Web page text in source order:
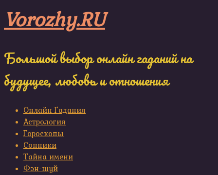
to
content
Vorozhy.RU
Большой выбор онлайн гаданий на
будущее, любовь и отношения
Онлайн Гадания
Астрология
Гороскопы
Сонники
Тайна имени
Фэн-шуй